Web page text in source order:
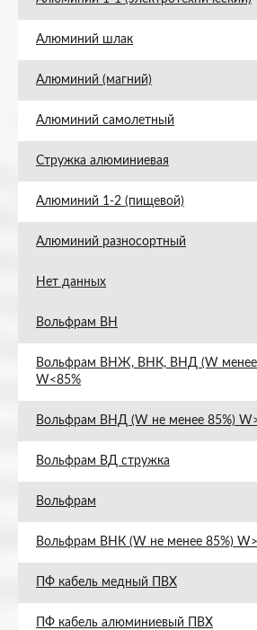
Алюминий шлак
Алюминий (магний)
Алюминий самолетный
Стружка алюминиевая
Алюминий 1-2 (пищевой)
Алюминий разносортный
Нет данных
Вольфрам ВН
Вольфрам ВНЖ, ВНК, ВНД (W менее
W<85%
Вольфрам ВНД (W не менее 85%)
Вольфрам ВД стружка
Вольфрам
Вольфрам ВНК (W не менее 85%)
ПФ кабель медный ПВХ
ПФ кабель алюминиевый ПВХ